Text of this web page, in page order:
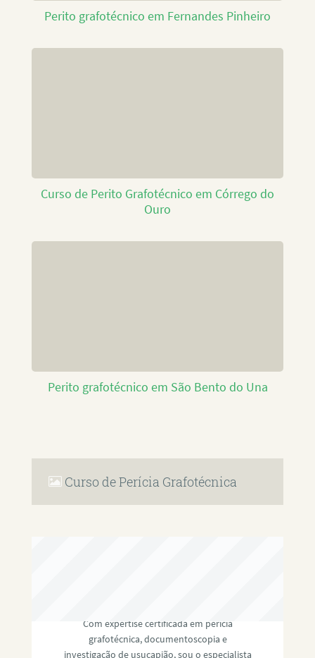
Perito grafotécnico em Fernandes Pinheiro
Curso de Perito Grafotécnico em Córrego do
Ouro
Perito grafotécnico em São Bento do Una
Curso de Perícia Grafotécnica
Com expertise certificada em perícia
grafotécnica, documentoscopia e
investigação de usucapião, sou o especialista